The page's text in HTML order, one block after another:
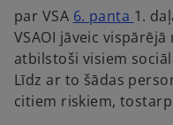
n
a
n
e
w
par VSA 6. panta o
p
e
n
s
1.
VSAOI jāveic
atbilstoši visiem
Līdz ar to šādas
citiem riskiem,